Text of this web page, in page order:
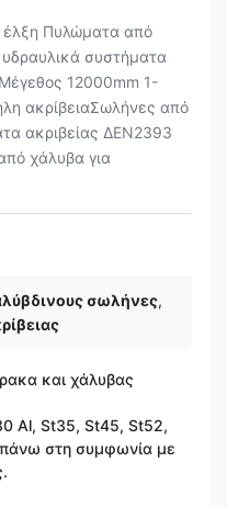
έλξη Πυλώματα από
συστήματα
12000mm 1-
ακρίβειαΣωλήνες από
ακριβείας ΔΕΝ2393
χάλυβα για
σωλήνες,
και χάλυβας
Al, St35, St45, St52,
στη συμφωνία με